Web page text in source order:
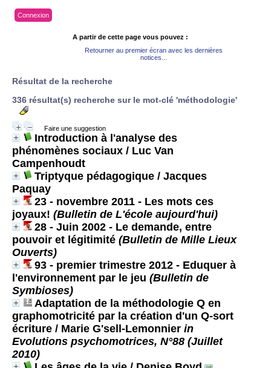
Connexion
A partir de cette page vous pouvez :
Retourner au premier écran avec les dernières
notices...
Résultat de la recherche
336 résultat(s) recherche sur le mot-clé 'méthodologie'
Faire une suggestion
Introduction à l'analyse des
phénomènes sociaux / Luc Van
Campenhoudt
Triptyque pédagogique / Jacques
Paquay
23 - novembre 2011 - Les mots ces
joyaux! (Bulletin de L'école aujourd'hui)
28 - Juin 2002 - Le demande, entre
pouvoir et légitimité (Bulletin de Mille Lieux
Ouverts)
93 - premier trimestre 2012 - Eduquer à
l'environnement par le jeu (Bulletin de
Symbioses)
Adaptation de la méthodologie Q en
graphomotricité par la création d'un Q-sort
écriture / Marie G'sell-Lemonnier in
Evolutions psychomotrices, N°88 (Juillet
2010)